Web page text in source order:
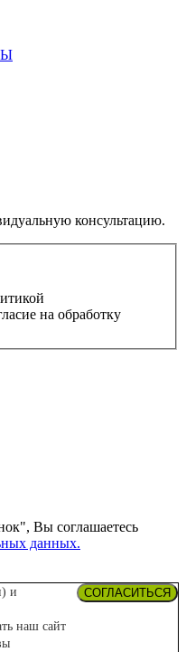
консультацию.
на обработку
Вы соглашаетесь
данных.
и
наш сайт
СОГЛАСИТЬСЯ